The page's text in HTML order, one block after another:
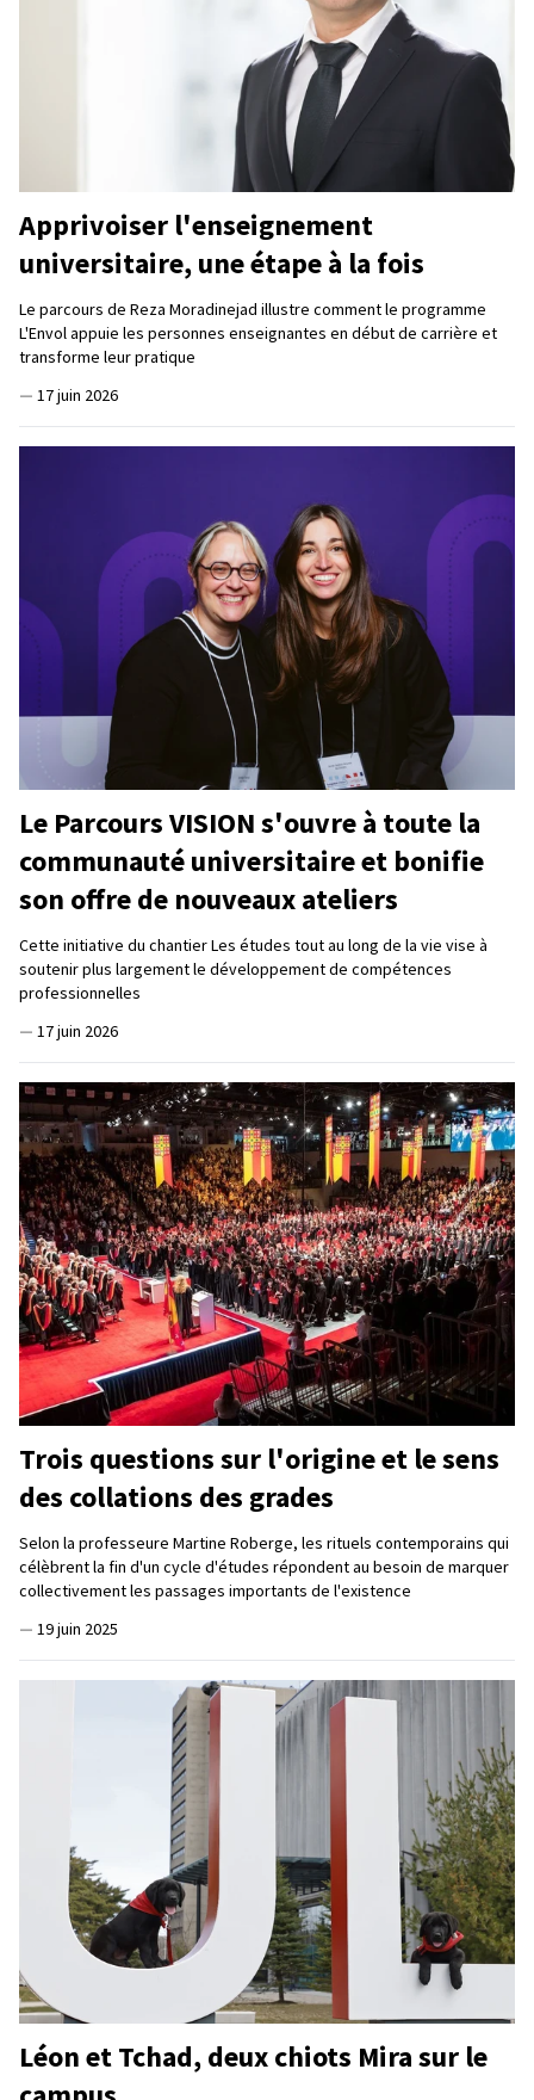
Apprivoiser l'enseignement
universitaire, une étape à la fois
Le parcours de Reza Moradinejad illustre comment le programme
L'Envol appuie les personnes enseignantes en début de carrière et
transforme leur pratique
— 17 juin 2026
Le Parcours VISION s'ouvre à toute la
communauté universitaire et bonifie
son offre de nouveaux ateliers
Cette initiative du chantier Les études tout au long de la vie vise à
soutenir plus largement le développement de compétences
professionnelles
— 17 juin 2026
Trois questions sur l'origine et le sens
des collations des grades
Selon la professeure Martine Roberge, les rituels contemporains qui
célèbrent la fin d'un cycle d'études répondent au besoin de marquer
collectivement les passages importants de l'existence
— 19 juin 2025
Léon et Tchad, deux chiots Mira sur le